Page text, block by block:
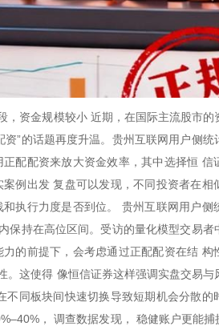
，资金规模较小 近期，在国际主流股市的
”的话题再度升温。贵州互联网用户侧统
配配资来放大资金效率，其中选择恒 信
例出发 复盘可以发现，不同投资者在相
执行力度是否到位。 贵州互联网用户侧
保持在高位区间。受访的量化模型交易者
的前提下，会考虑通过正配配资在结 构
这使得 像恒信证券这样强调实盘交易与
同板块间快速切换导致短期机会分散的
， 调查数据发现， 稳健账户更能捕